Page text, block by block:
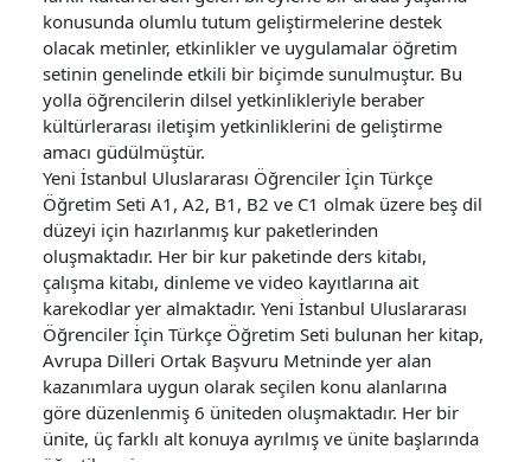
konusunda olumlu tutum geliştirmelerine destek
olacak metinler, etkinlikler ve uygulamalar öğretim
setinin genelinde etkili bir biçimde sunulmuştur. Bu
yolla öğrencilerin dilsel yetkinlikleriyle beraber
kültürlerarası iletişim yetkinliklerini de geliştirme
amacı güdülmüştür.
Yeni İstanbul Uluslararası Öğrenciler İçin Türkçe
Öğretim Seti A1, A2, B1, B2 ve C1 olmak üzere beş dil
düzeyi için hazırlanmış kur paketlerinden
oluşmaktadır. Her bir kur paketinde ders kitabı,
çalışma kitabı, dinleme ve video kayıtlarına ait
karekodlar yer almaktadır. Yeni İstanbul Uluslararası
Öğrenciler İçin Türkçe Öğretim Seti bulunan her kitap,
Avrupa Dilleri Ortak Başvuru Metninde yer alan
kazanımlara uygun olarak seçilen konu alanlarına
göre düzenlenmiş 6 üniteden oluşmaktadır. Her bir
ünite, üç farklı alt konuya ayrılmış ve ünite başlarında